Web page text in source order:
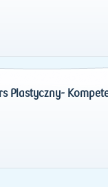
Plastyczny-